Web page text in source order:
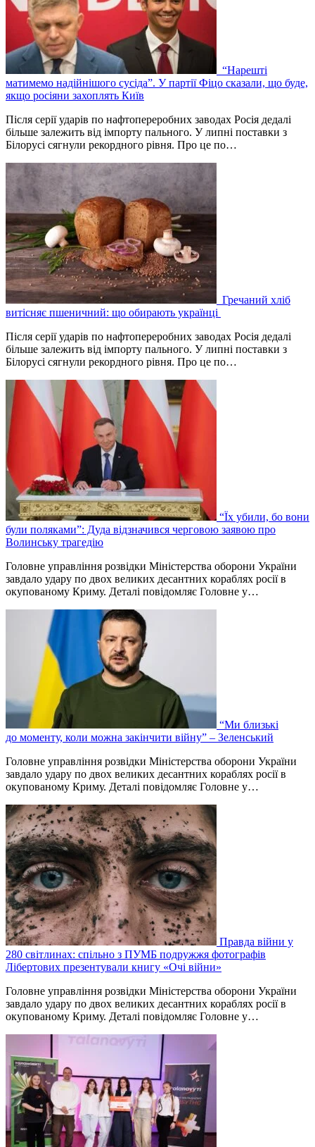
“Нарешті
матимемо надійнішого сусіда”. У партії Фіцо сказали, що буде,
якщо росіяни захоплять Київ
Після серії ударів по нафтопереробних заводах Росія дедалі
більше залежить від імпорту пального. У липні поставки з
Білорусі сягнули рекордного рівня. Про це по…
Гречаний хліб
витісняє пшеничний: що обирають українці
Після серії ударів по нафтопереробних заводах Росія дедалі
більше залежить від імпорту пального. У липні поставки з
Білорусі сягнули рекордного рівня. Про це по…
“Їх убили, бо вони
були поляками”: Дуда відзначився черговою заявою про
Волинську трагедію
Головне управління розвідки Міністерства оборони України
завдало удару по двох великих десантних кораблях росії в
окупованому Криму. Деталі повідомляє Головне у…
“Ми близькі
до моменту, коли можна закінчити війну” – Зеленський
Головне управління розвідки Міністерства оборони України
завдало удару по двох великих десантних кораблях росії в
окупованому Криму. Деталі повідомляє Головне у…
Правда війни у
280 світлинах: спільно з ПУМБ подружжя фотографів
Лібертових презентували книгу «Очі війни»
Головне управління розвідки Міністерства оборони України
завдало удару по двох великих десантних кораблях росії в
окупованому Криму. Деталі повідомляє Головне у…